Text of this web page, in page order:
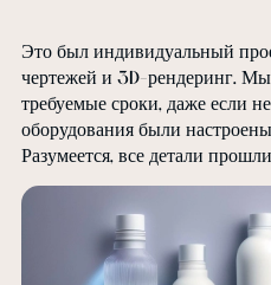
Это был индивидуальный
чертежей и 3D-рендеринг. Мы
требуемые сроки, даже если
оборудования были
Разумеется, все детали